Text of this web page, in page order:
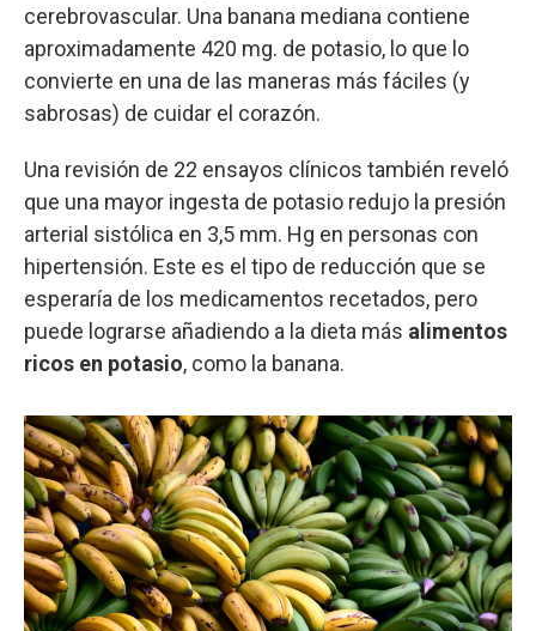
cerebrovascular. Una banana mediana contiene
aproximadamente 420 mg. de potasio, lo que lo
convierte en una de las maneras más fáciles (y
sabrosas) de cuidar el corazón.
Una revisión de 22 ensayos clínicos también reveló
que una mayor ingesta de potasio redujo la presión
arterial sistólica en 3,5 mm. Hg en personas con
hipertensión. Este es el tipo de reducción que se
esperaría de los medicamentos recetados, pero
puede lograrse añadiendo a la dieta más alimentos
ricos en potasio, como la banana.